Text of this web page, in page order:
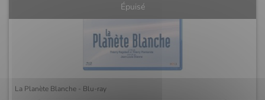
Épuisé
La Planète Blanche - Blu-ray